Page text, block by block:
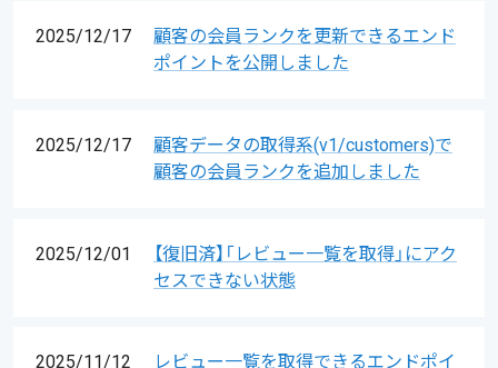
2025/12/17
顧客の会員ランクを更新できるエンド
ポイントを公開しました
2025/12/17
顧客データの取得系(v1/customers)で
顧客の会員ランクを追加しました
2025/12/01
【復旧済】「レビュー一覧を取得」にアク
セスできない状態
2025/11/12
レビュー一覧を取得できるエンドポイ